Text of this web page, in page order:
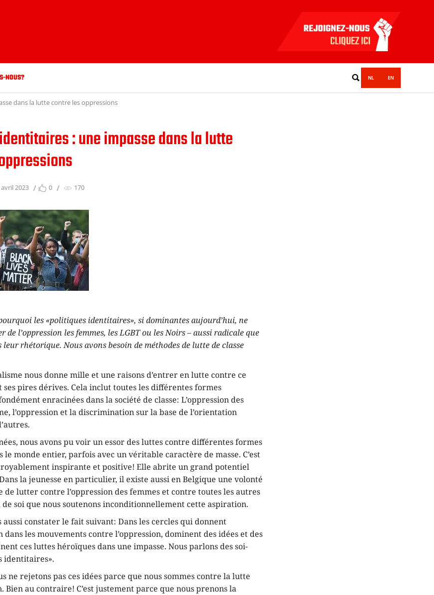
NOUS? NL EN
dans la lutte contre les oppressions
: une impasse dans la lutte
2023 0 170
les «politiques identitaires», si dominantes aujourd’hui, ne
de l’oppression les femmes, les LGBT ou les Noirs – aussi radicale que
leur rhétorique. Nous avons besoin de méthodes de lutte de classe
nous donne mille et une raisons d’entrer en lutte contre ce
pires dérives. Cela inclut toutes les différentes formes
enracinées dans la société de classe: L’oppression des
l’oppression et la discrimination sur la base de l’orientation
nous avons pu voir un essor des luttes contre différentes formes
le monde entier, parfois avec un véritable caractère de masse. C’est
inspirante et positive! Elle abrite un grand potentiel
la jeunesse en particulier, il existe aussi en Belgique une volonté
de lutter contre l’oppression des femmes et contre toutes les autres
de soi que nous soutenons inconditionnellement cette aspiration.
aussi constater le fait suivant: Dans les cercles qui donnent
dans les mouvements contre l’oppression, dominent des idées et des
ces luttes héroïques dans une impasse. Nous parlons des soi-
identitaires».
ne rejetons pas ces idées parce que nous sommes contre la lutte
au contraire! C’est justement parce que nous prenons la